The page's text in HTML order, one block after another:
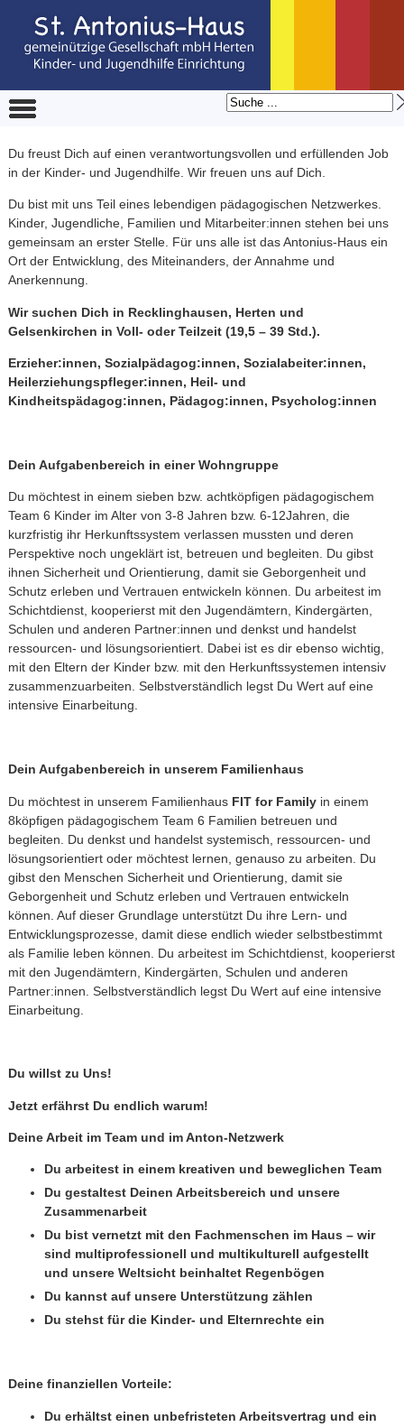
Du freust Dich auf einen verantwortungsvollen und erfüllenden Job
in der Kinder- und Jugendhilfe. Wir freuen uns auf Dich.
Du bist mit uns Teil eines lebendigen pädagogischen Netzwerkes.
Kinder, Jugendliche, Familien und Mitarbeiter:innen stehen bei uns
gemeinsam an erster Stelle. Für uns alle ist das Antonius-Haus ein
Ort der Entwicklung, des Miteinanders, der Annahme und
Anerkennung.
Wir suchen Dich in Recklinghausen, Herten und
Gelsenkirchen in Voll- oder Teilzeit (19,5 – 39 Std.).
Erzieher:innen, Sozialpädagog:innen, Sozialabeiter:innen,
Heilerziehungspfleger:innen, Heil- und
Kindheitspädagog:innen, Pädagog:innen, Psycholog:innen
Dein Aufgabenbereich in einer Wohngruppe
Du möchtest in einem sieben bzw. achtköpfigen pädagogischem
Team 6 Kinder im Alter von 3-8 Jahren bzw. 6-12Jahren, die
kurzfristig ihr Herkunftssystem verlassen mussten und deren
Perspektive noch ungeklärt ist, betreuen und begleiten. Du gibst
ihnen Sicherheit und Orientierung, damit sie Geborgenheit und
Schutz erleben und Vertrauen entwickeln können. Du arbeitest im
Schichtdienst, kooperierst mit den Jugendämtern, Kindergärten,
Schulen und anderen Partner:innen und denkst und handelst
ressourcen- und lösungsorientiert. Dabei ist es dir ebenso wichtig,
mit den Eltern der Kinder bzw. mit den Herkunftssystemen intensiv
zusammenzuarbeiten. Selbstverständlich legst Du Wert auf eine
intensive Einarbeitung.
Dein Aufgabenbereich in unserem Familienhaus
Du möchtest in unserem Familienhaus FIT for Familyin einem
8köpfigen pädagogischem Team 6 Familien betreuen und
begleiten. Du denkst und handelst systemisch, ressourcen- und
lösungsorientiert oder möchtest lernen, genauso zu arbeiten. Du
gibst den Menschen Sicherheit und Orientierung, damit sie
Geborgenheit und Schutz erleben und Vertrauen entwickeln
können. Auf dieser Grundlage unterstützt Du ihre Lern- und
Entwicklungsprozesse, damit diese endlich wieder selbstbestimmt
als Familie leben können. Du arbeitest im Schichtdienst, kooperierst
mit den Jugendämtern, Kindergärten, Schulen und anderen
Partner:innen. Selbstverständlich legst Du Wert auf eine intensive
Einarbeitung.
Du willst zu Uns!
Jetzt erfährst Du endlich warum!
Deine Arbeit im Team und im Anton-Netzwerk
Du arbeitest in einem kreativen und beweglichen Team
Du gestaltest Deinen Arbeitsbereich und unsere
Zusammenarbeit
Du bist vernetzt mit den Fachmenschen im Haus – wir
sind multiprofessionell und multikulturell aufgestellt
und unsere Weltsicht beinhaltet Regenbögen
Du kannst auf unsere Unterstützung zählen
Du stehst für die Kinder- und Elternrechte ein
Deine finanziellen Vorteile:
Du erhältst einen unbefristeten Arbeitsvertrag und ein